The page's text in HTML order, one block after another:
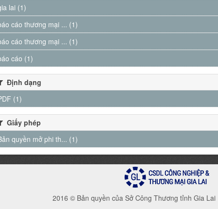
lai (1)
cáo thương mại ... (1)
cáo thương mại ... (1)
cáo (1)
Định dạng
(1)
Giấy phép
quyền mở phi th... (1)
2016 © Bản quyền của Sở Công Thương tỉnh Gia Lai